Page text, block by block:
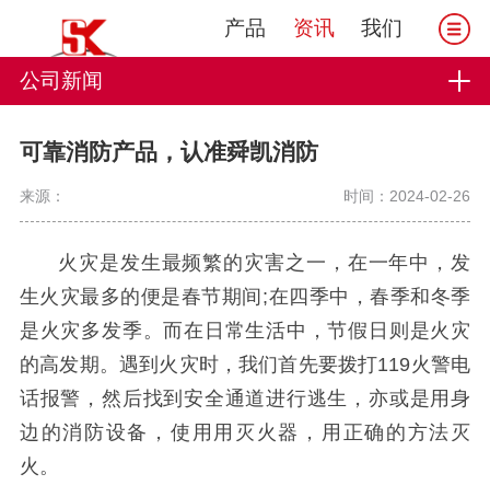
产品 资讯 我们
公司新闻
可靠消防产品，认准舜凯消防
来源： 时间：2024-02-26
火灾是发生最频繁的灾害之一，在一年中，发
生火灾最多的便是春节期间;在四季中，春季和冬季
是火灾多发季。而在日常生活中，节假日则是火灾
的高发期。遇到火灾时，我们首先要拨打119火警电
话报警，然后找到安全通道进行逃生，亦或是用身
边的消防设备，使用用灭火器，用正确的方法灭
火。